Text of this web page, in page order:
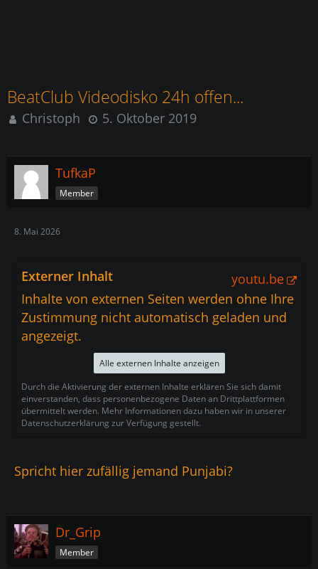
BeatClub Videodisko 24h offen...
Christoph 5. Oktober 2019
TufkaP
Member
8. Mai 2026
Externer Inhalt
youtu.be
Inhalte von externen Seiten werden ohne Ihre
Zustimmung nicht automatisch geladen und
angezeigt.
Alle externen Inhalte anzeigen
Durch die Aktivierung der externen Inhalte erklären Sie sich damit
einverstanden, dass personenbezogene Daten an Drittplattformen
übermittelt werden. Mehr Informationen dazu haben wir in unserer
Datenschutzerklärung zur Verfügung gestellt.
Spricht hier zufällig jemand Punjabi?
Dr_Grip
Member